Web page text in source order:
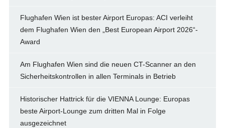
Flughafen Wien ist bester Airport Europas: ACI verleiht
dem Flughafen Wien den „Best European Airport 2026“-
Award
Am Flughafen Wien sind die neuen CT-Scanner an den
Sicherheitskontrollen in allen Terminals in Betrieb
Historischer Hattrick für die VIENNA Lounge: Europas
beste Airport-Lounge zum dritten Mal in Folge
ausgezeichnet